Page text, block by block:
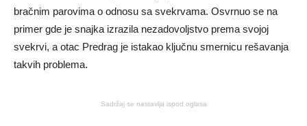
bračnim parovima o odnosu sa svekrvama. Osvrnuo se na
primer gde je snajka izrazila nezadovoljstvo prema svojoj
svekrvi, a otac Predrag je istakao ključnu smernicu rešavanja
takvih problema.
Sadržaj se nastavlja ispod oglasa